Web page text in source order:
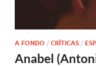
A FONDO / CRÍTICAS /
Anabel